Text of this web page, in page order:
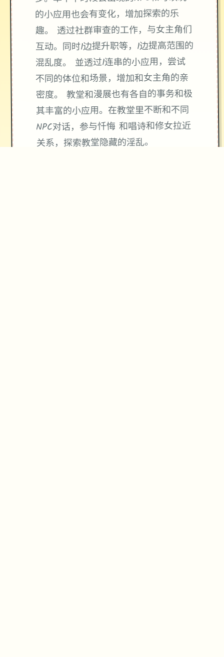
的小应用也会有变化，增加探索的乐
趣。 透过社群审查的工作，与女主角们
互动。同时1边提升职等，1边提高范围的
混乱度。 並透过1连串的小应用，尝试
不同的体位和场景，增加和女主角的亲
密度。 教堂和漫展也有各自的事务和极
其丰富的小应用。在教堂里不断和不同
NPC对话，参与忏悔 和唱诗和修女拉近
关系，探索教堂隐藏的淫乱。